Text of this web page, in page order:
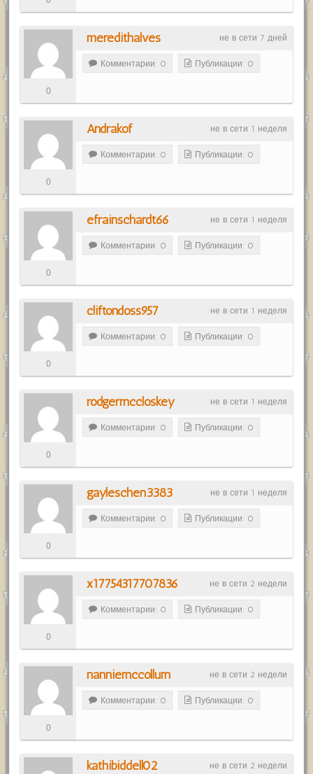
не в сети 7 дней
meredithalves
0
Комментарии: 0 Публикации: 0
не в сети 1 неделя
Andrakof
0
Комментарии: 0 Публикации: 0
не в сети 1 неделя
efrainschardt66
0
Комментарии: 0 Публикации: 0
не в сети 1 неделя
cliftondoss957
0
Комментарии: 0 Публикации: 0
не в сети 1 неделя
rodgermccloskey
0
Комментарии: 0 Публикации: 0
не в сети 1 неделя
gayleschen3383
0
Комментарии: 0 Публикации: 0
не в сети 2 недели
x17754317707836
0
Комментарии: 0 Публикации: 0
не в сети 2 недели
nanniemccollum
0
Комментарии: 0 Публикации: 0
не в сети 2 недели
kathibiddell02